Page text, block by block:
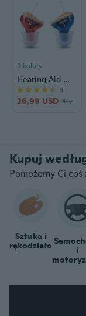
9 kolory
Hearing Aid Wind Chime N123 | Rechargeable Sound Amplifier for Seniors | CIC Design
26,99 USD 34,48
3
Pomożemy Ci coś
Sztuka i
rękodzieło
i